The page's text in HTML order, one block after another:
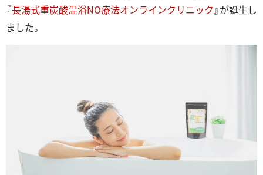
『長湯式重炭酸温浴NO療法オンラインクリニック』が誕生し
ました。